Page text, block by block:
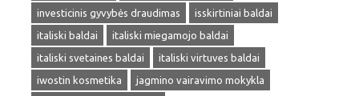
investicinis gyvybės draudimas
isskirtiniai baldai
italiski baldai
italiski miegamojo baldai
italiski svetaines baldai
italiski virtuves baldai
iwostin kosmetika
jagmino vairavimo mokykla